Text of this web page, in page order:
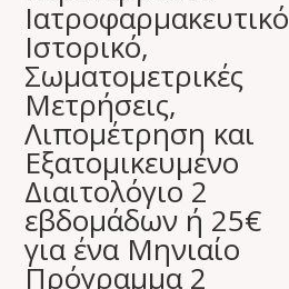
Ιατροφαρμακευτικό
Ιστορικό,
Σωματομετρικές
Μετρήσεις,
Λιπομέτρηση και
Εξατομικευμένο
Διαιτολόγιο 2
εβδομάδων ή 25€
για ένα Μηνιαίο
Πρόγραμμα 2